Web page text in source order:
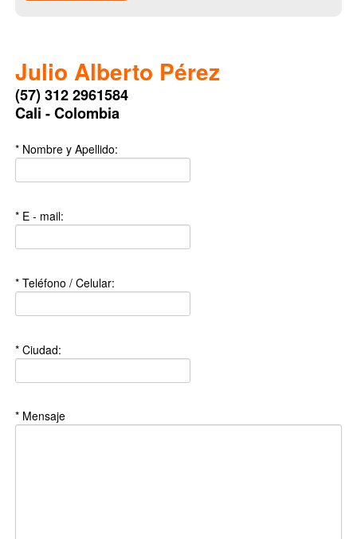
Julio Alberto Pérez
(57) 312 2961584
Cali - Colombia
* Nombre y Apellido:
* E - mail:
* Teléfono / Celular:
* Ciudad:
* Mensaje